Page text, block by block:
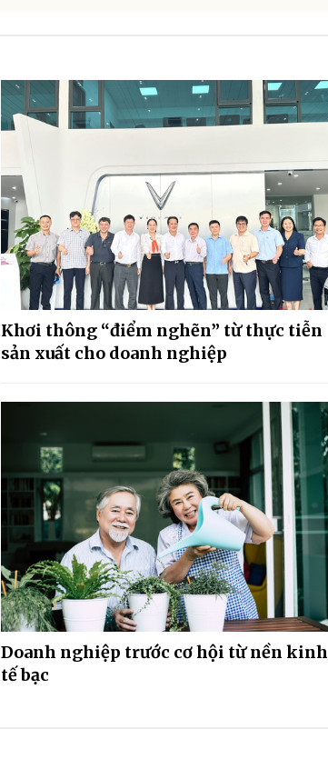
Khơi thông “điểm nghẽn” từ thực tiễn
sản xuất cho doanh nghiệp
Doanh nghiệp trước cơ hội từ nền kinh
tế bạc